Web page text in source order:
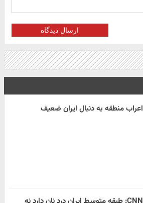
ارسال دیدگاه
اعراب منطقه به دنبال ایران ضعیف